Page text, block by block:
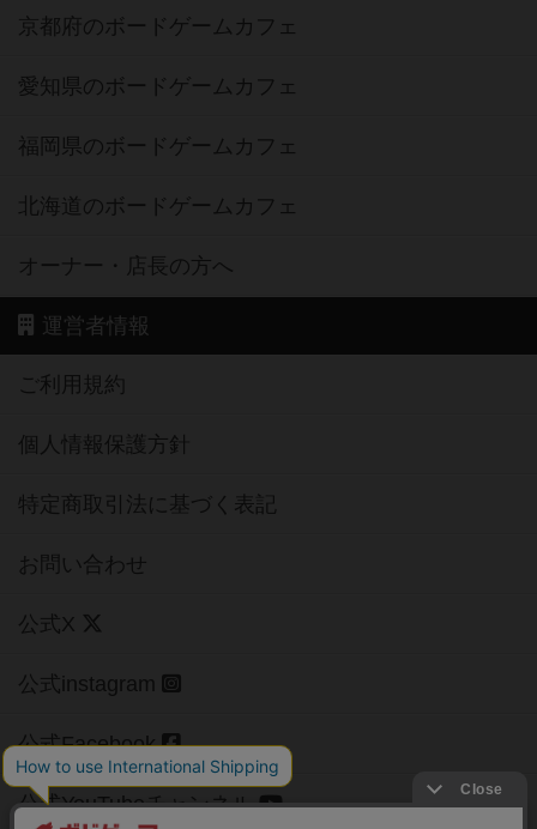
京都府のボードゲームカフェ
愛知県のボードゲームカフェ
福岡県のボードゲームカフェ
北海道のボードゲームカフェ
オーナー・店長の方へ
運営者情報
ご利用規約
個人情報保護方針
特定商取引法に基づく表記
お問い合わせ
公式X
公式instagram
公式Facebook
公式YouTubeチャンネル